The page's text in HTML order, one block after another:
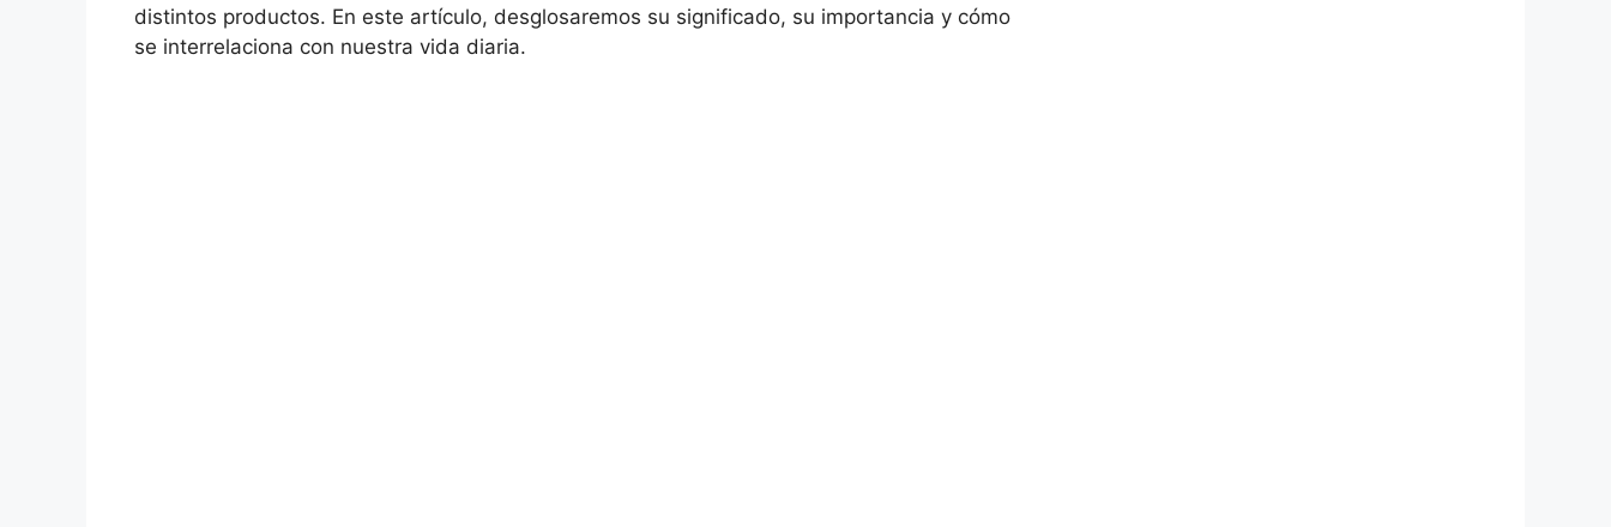
distintos productos. En este artículo, desglosaremos su ​significado, su ⁤importancia ⁤y cómo
se interrelaciona con nuestra vida diaria.